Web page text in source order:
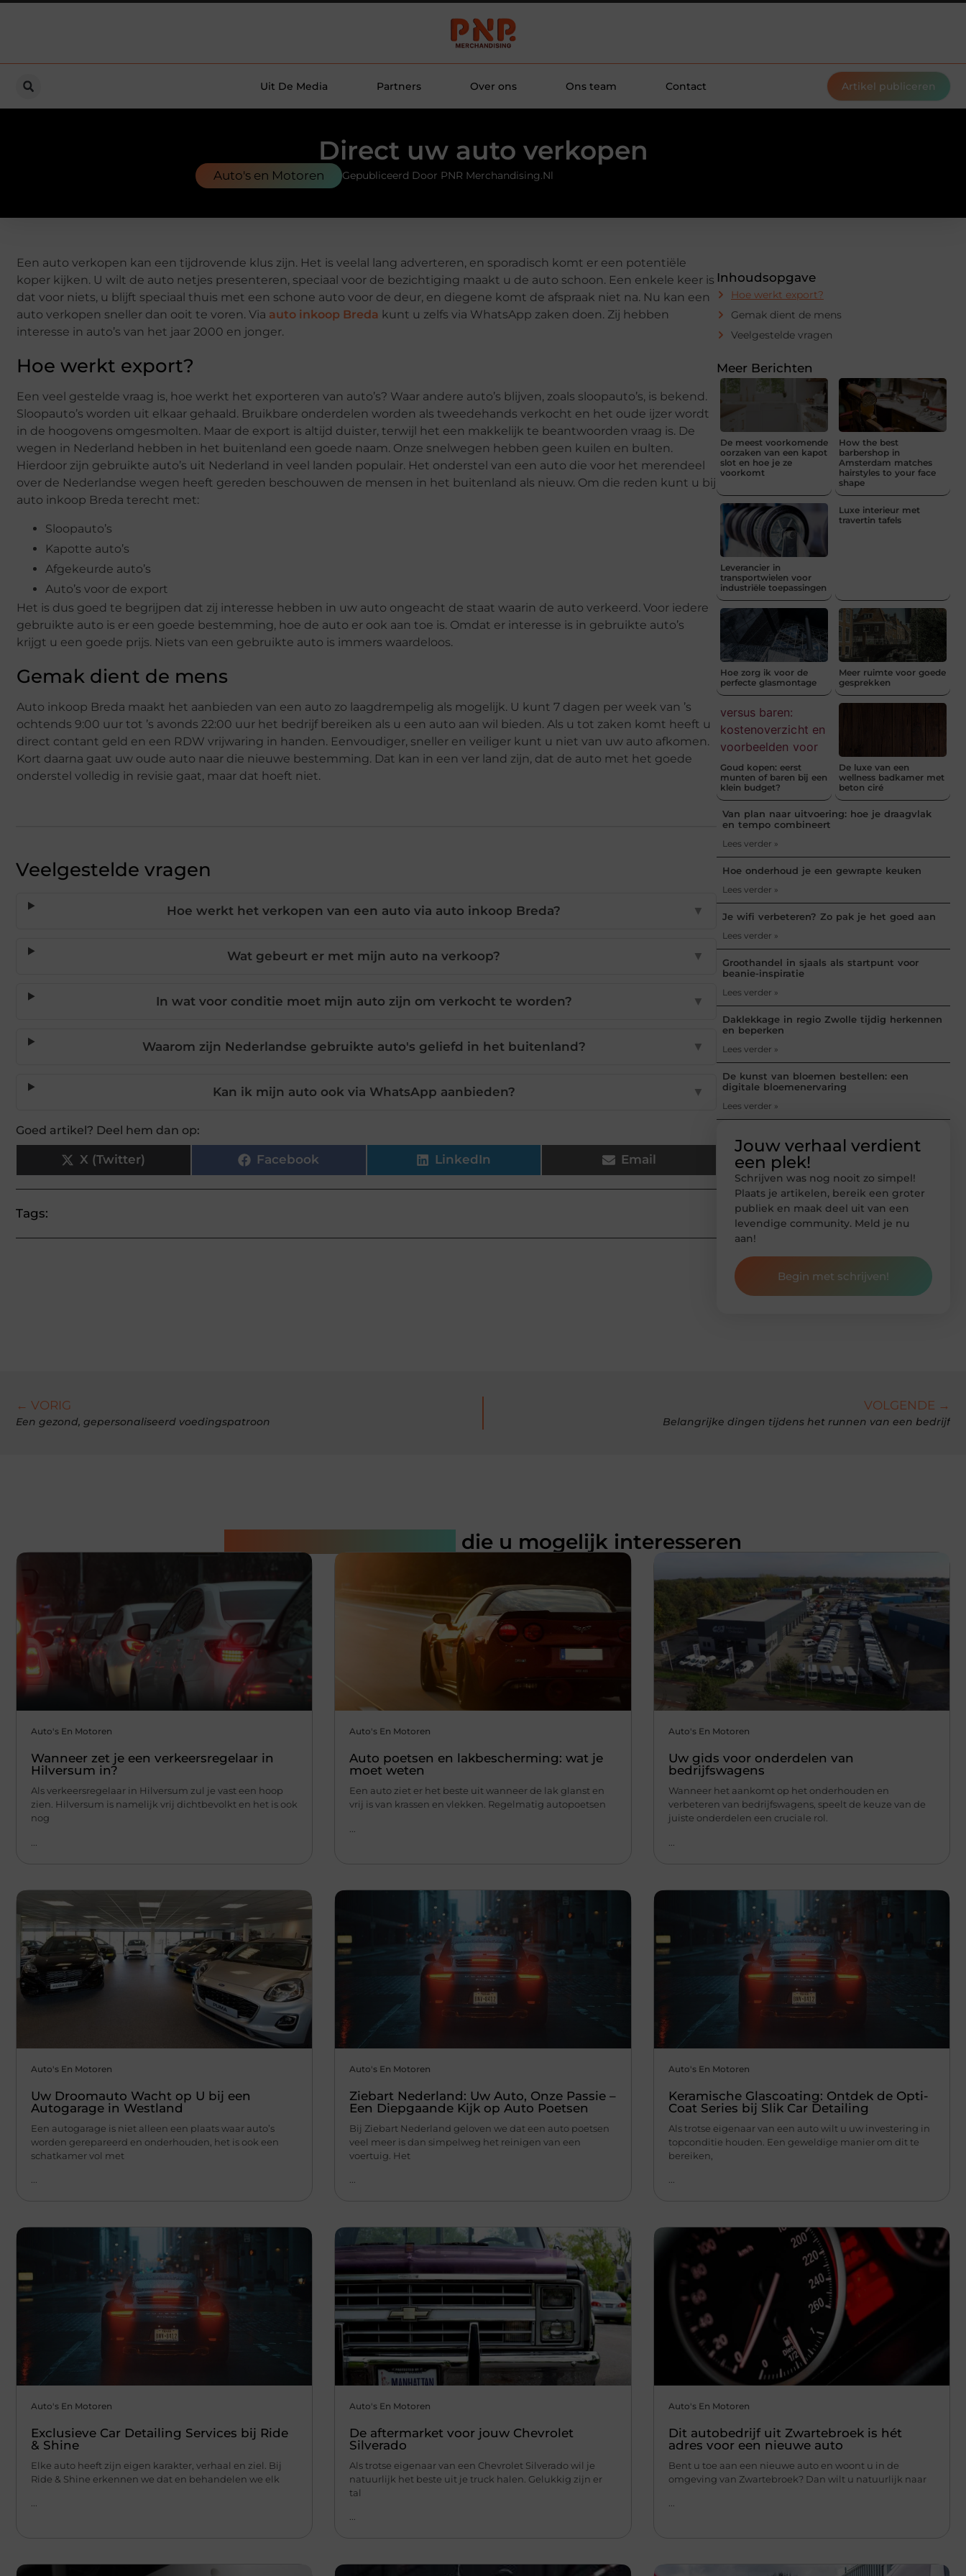
Uit De Media Partners Over ons Ons team Contact Artikel publiceren
Direct uw auto verkopen
Auto's en Motoren Gepubliceerd Door PNR Merchandising.nl
Een auto verkopen kan een tijdrovende klus zijn. Het is veelal lang adverteren, en sporadisch komt er een potentiële
koper kijken. U wilt de auto netjes presenteren, speciaal voor de bezichtiging maakt u de auto schoon. Een enkele keer is
dat voor niets, u blijft speciaal thuis met een schone auto voor de deur, en diegene komt de afspraak niet na. Nu kan een
auto verkopen sneller dan ooit te voren. Via auto inkoop Breda kunt u zelfs via WhatsApp zaken doen. Zij hebben
interesse in auto’s van het jaar 2000 en jonger.
Hoe werkt export?
Een veel gestelde vraag is, hoe werkt het exporteren van auto’s? Waar andere auto’s blijven, zoals sloopauto’s, is bekend.
Sloopauto’s worden uit elkaar gehaald. Bruikbare onderdelen worden als tweedehands verkocht en het oude ijzer wordt
in de hoogovens omgesmolten. Maar de export is altijd duister, terwijl het een makkelijk te beantwoorden vraag is. De
wegen in Nederland hebben in het buitenland een goede naam. Onze snelwegen hebben geen kuilen en bulten.
Hierdoor zijn gebruikte auto’s uit Nederland in veel landen populair. Het onderstel van een auto die voor het merendeel
over de Nederlandse wegen heeft gereden beschouwen de mensen in het buitenland als nieuw. Om die reden kunt u bij
auto inkoop Breda terecht met:
Sloopauto’s
Kapotte auto’s
Afgekeurde auto’s
Auto’s voor de export
Het is dus goed te begrijpen dat zij interesse hebben in uw auto ongeacht de staat waarin de auto verkeerd. Voor iedere
gebruikte auto is er een goede bestemming, hoe de auto er ook aan toe is. Omdat er interesse is in gebruikte auto’s
krijgt u een goede prijs. Niets van een gebruikte auto is immers waardeloos.
Gemak dient de mens
Auto inkoop Breda maakt het aanbieden van een auto zo laagdrempelig als mogelijk. U kunt 7 dagen per week van ’s
ochtends 9:00 uur tot ’s avonds 22:00 uur het bedrijf bereiken als u een auto aan wil bieden. Als u tot zaken komt heeft u
direct contant geld en een RDW vrijwaring in handen. Eenvoudiger, sneller en veiliger kunt u niet van uw auto afkomen.
Kort daarna gaat uw oude auto naar die nieuwe bestemming. Dat kan in een ver land zijn, dat de auto met het goede
onderstel volledig in revisie gaat, maar dat hoeft niet.
Veelgestelde vragen
Hoe werkt het verkopen van een auto via auto inkoop Breda? ▼
Wat gebeurt er met mijn auto na verkoop? ▼
In wat voor conditie moet mijn auto zijn om verkocht te worden? ▼
Waarom zijn Nederlandse gebruikte auto's geliefd in het buitenland? ▼
Kan ik mijn auto ook via WhatsApp aanbieden? ▼
Goed artikel? Deel hem dan op:
X (Twitter) Facebook LinkedIn Email
Tags:
Inhoudsopgave
Hoe werkt export?
Gemak dient de mens
Veelgestelde vragen
Meer Berichten
De meest voorkomende
oorzaken van een kapot
slot en hoe je ze
voorkomt
How the best
barbershop in
Amsterdam matches
hairstyles to your face
shape
Leverancier in
transportwielen voor
industriële toepassingen
Luxe interieur met
travertin tafels
Hoe zorg ik voor de
perfecte glasmontage
Meer ruimte voor goede
gesprekken
Goud kopen: eerst
munten of baren bij een
klein budget?
De luxe van een
wellness badkamer met
beton ciré
Van plan naar uitvoering: hoe je draagvlak
en tempo combineert
Lees verder »
Hoe onderhoud je een gewrapte keuken
Lees verder »
Je wifi verbeteren? Zo pak je het goed aan
Lees verder »
Groothandel in sjaals als startpunt voor
beanie-inspiratie
Lees verder »
Daklekkage in regio Zwolle tijdig herkennen
en beperken
Lees verder »
De kunst van bloemen bestellen: een
digitale bloemenervaring
Lees verder »
Jouw verhaal verdient
een plek!
Schrijven was nog nooit zo simpel!
Plaats je artikelen, bereik een groter
publiek en maak deel uit van een
levendige community. Meld je nu
aan!
Begin met schrijven!
← VORIG
Een gezond, gepersonaliseerd voedingspatroon
VOLGENDE →
Belangrijke dingen tijdens het runnen van een bedrijf
die u mogelijk interesseren
Auto's En Motoren
Wanneer zet je een verkeersregelaar in
Hilversum in?
Als verkeersregelaar in Hilversum zul je vast een hoop
zien. Hilversum is namelijk vrij dichtbevolkt en het is ook
nog
Auto's En Motoren
Auto poetsen en lakbescherming: wat je
moet weten
Een auto ziet er het beste uit wanneer de lak glanst en
vrij is van krassen en vlekken. Regelmatig autopoetsen
Auto's En Motoren
Uw gids voor onderdelen van
bedrijfswagens
Wanneer het aankomt op het onderhouden en
verbeteren van bedrijfswagens, speelt de keuze van de
juiste onderdelen een cruciale rol.
Auto's En Motoren
Uw Droomauto Wacht op U bij een
Autogarage in Westland
Een autogarage is niet alleen een plaats waar auto’s
worden gerepareerd en onderhouden, het is ook een
schatkamer vol met
Auto's En Motoren
Ziebart Nederland: Uw Auto, Onze Passie –
Een Diepgaande Kijk op Auto Poetsen
Bij Ziebart Nederland geloven we dat een auto poetsen
veel meer is dan simpelweg het reinigen van een
voertuig. Het
Auto's En Motoren
Keramische Glascoating: Ontdek de Opti-
Coat Series bij Slik Car Detailing
Als trotse eigenaar van een auto wilt u uw investering in
topconditie houden. Een geweldige manier om dit te
bereiken,
Auto's En Motoren
Exclusieve Car Detailing Services bij Ride
& Shine
Elke auto heeft zijn eigen karakter, verhaal en ziel. Bij
Ride & Shine erkennen we dat en behandelen we elk
...
Auto's En Motoren
De aftermarket voor jouw Chevrolet
Silverado
Als trotse eigenaar van een Chevrolet Silverado wil je
natuurlijk het beste uit je truck halen. Gelukkig zijn er
tal
...
Auto's En Motoren
Dit autobedrijf uit Zwartebroek is hét
adres voor een nieuwe auto
Bent u toe aan een nieuwe auto en woont u in de
omgeving van Zwartebroek? Dan wilt u natuurlijk naar
...